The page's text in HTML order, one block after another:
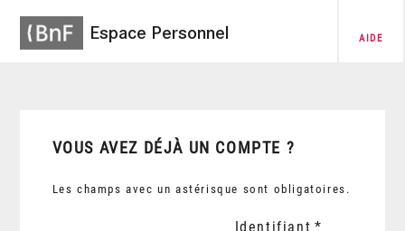
Espace Personnel AIDE
VOUS AVEZ DÉJÀ UN COMPTE ?
Les champs avec un astérisque sont obligatoires.
Identifiant